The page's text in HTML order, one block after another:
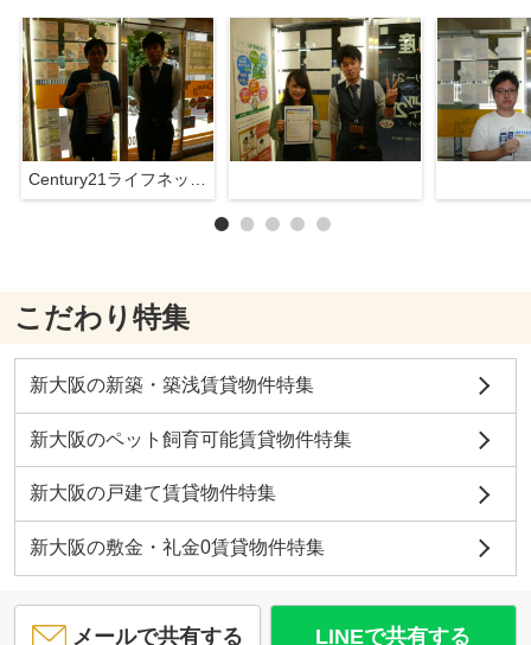
こだわり特集
新大阪の新築・築浅賃貸物件特集
新大阪のペット飼育可能賃貸物件特集
新大阪の戸建て賃貸物件特集
新大阪の敷金・礼金0賃貸物件特集
メールで共有する LINEで共有する